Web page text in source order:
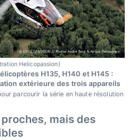
Helicopassion)
H135, H140 et H145 :
extérieure des trois appareils
parcourir la série en haute résolution
mais des